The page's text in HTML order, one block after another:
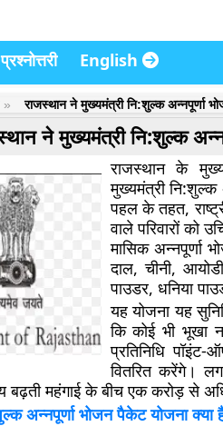
English
राजस्थान ने मुख्यमंत्री नि:शुल्क अन्नपूर्णा
ने मुख्यमंत्री नि:शुल्क
राजस्थान के
मुख्यमंत्री
पहल के तहत,
वाले परिवारों को
मासिक
दाल, चीनी,
पाउडर, धनिया
यह योजना यह
कि कोई भी भूखा
प्रतिनिधि
वितरित करेंगे।
बढ़ती महंगाई के बीच एक करोड़ से
अन्नपूर्णा भोजन पैकेट योजना क्या